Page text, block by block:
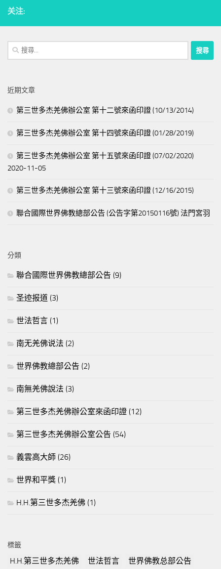
关注:
搜
尋
字:
近期文章
第三世多杰羌佛辦公室 第十二號來函印證 (10/13/2014)
第三世多杰羌佛辦公室 第十四號來函印證 (01/28/2019)
第三世多杰羌佛辦公室 第十五號來函印證 (07/02/2020)
2020-11-05
第三世多杰羌佛辦公室 第十三號來函印證 (12/16/2015)
聯合國際世界佛教總部公告 (公告字第20150116號) 法門宮羽
分類
聯合國際世界佛教總部公告 (9)
圣迹报道 (3)
世法哲言 (1)
南无羌佛说法 (2)
世界佛教總部公告 (2)
南無羌佛說法 (3)
第三世多杰羌佛辦公室來函印證 (12)
第三世多杰羌佛辦公室公告 (54)
義雲高大師 (26)
世界和平獎 (1)
H.H.第三世多杰羌佛 (1)
標籤
H.H.第三世多杰羌佛 世法哲言 世界佛教总部公告